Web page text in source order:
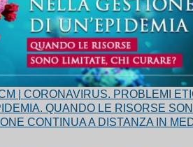
| CORONAVIRUS. PROBLEMI
QUANDO LE RISORSE
CONTINUA A DISTANZA IN